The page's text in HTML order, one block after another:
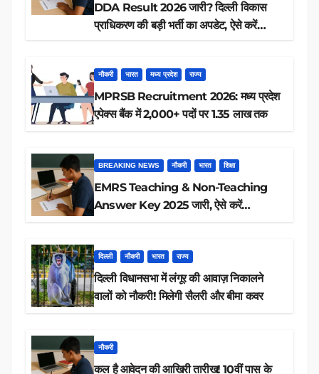
DDA Result 2026 जारी? दिल्ली विकास
प्राधिकरण की बड़ी भर्ती का अपडेट, ऐसे करें
नौकरी भारत मध्य प्रदेश राज्य
MPRSB Recruitment 2026: मध्य प्रदेश
एपेक्स बैंक में 2,000+ पदों पर 1.35 लाख तक
BREAKING NEWS नौकरी भारत शिक्षा
EMRS Teaching & Non-Teaching
Answer Key 2025 जारी, ऐसे करें
दिल्ली नौकरी भारत राज्य
दिल्ली विधानसभा में लंगूर की आवाज़ निकालने
वालों को नौकरी! मिलेगी सैलरी और बीमा कवर
नौकरी
कल है आवेदन की आखिरी तारीख! 10वीं पास के